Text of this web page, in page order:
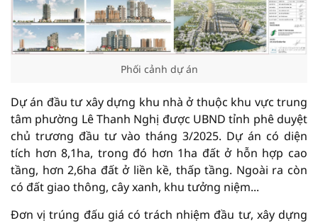
Phối cảnh dự án
Dự án đầu tư xây dựng khu nhà ở thuộc khu vực trung
tâm phường Lê Thanh Nghị được UBND tỉnh phê duyệt
chủ trương đầu tư vào tháng 3/2025. Dự án có diện
tích hơn 8,1ha, trong đó hơn 1ha đất ở hỗn hợp cao
tầng, hơn 2,6ha đất ở liền kề, thấp tầng. Ngoài ra còn
có đất giao thông, cây xanh, khu tưởng niệm...
Đơn vị trúng đấu giá có trách nhiệm đầu tư, xây dựng